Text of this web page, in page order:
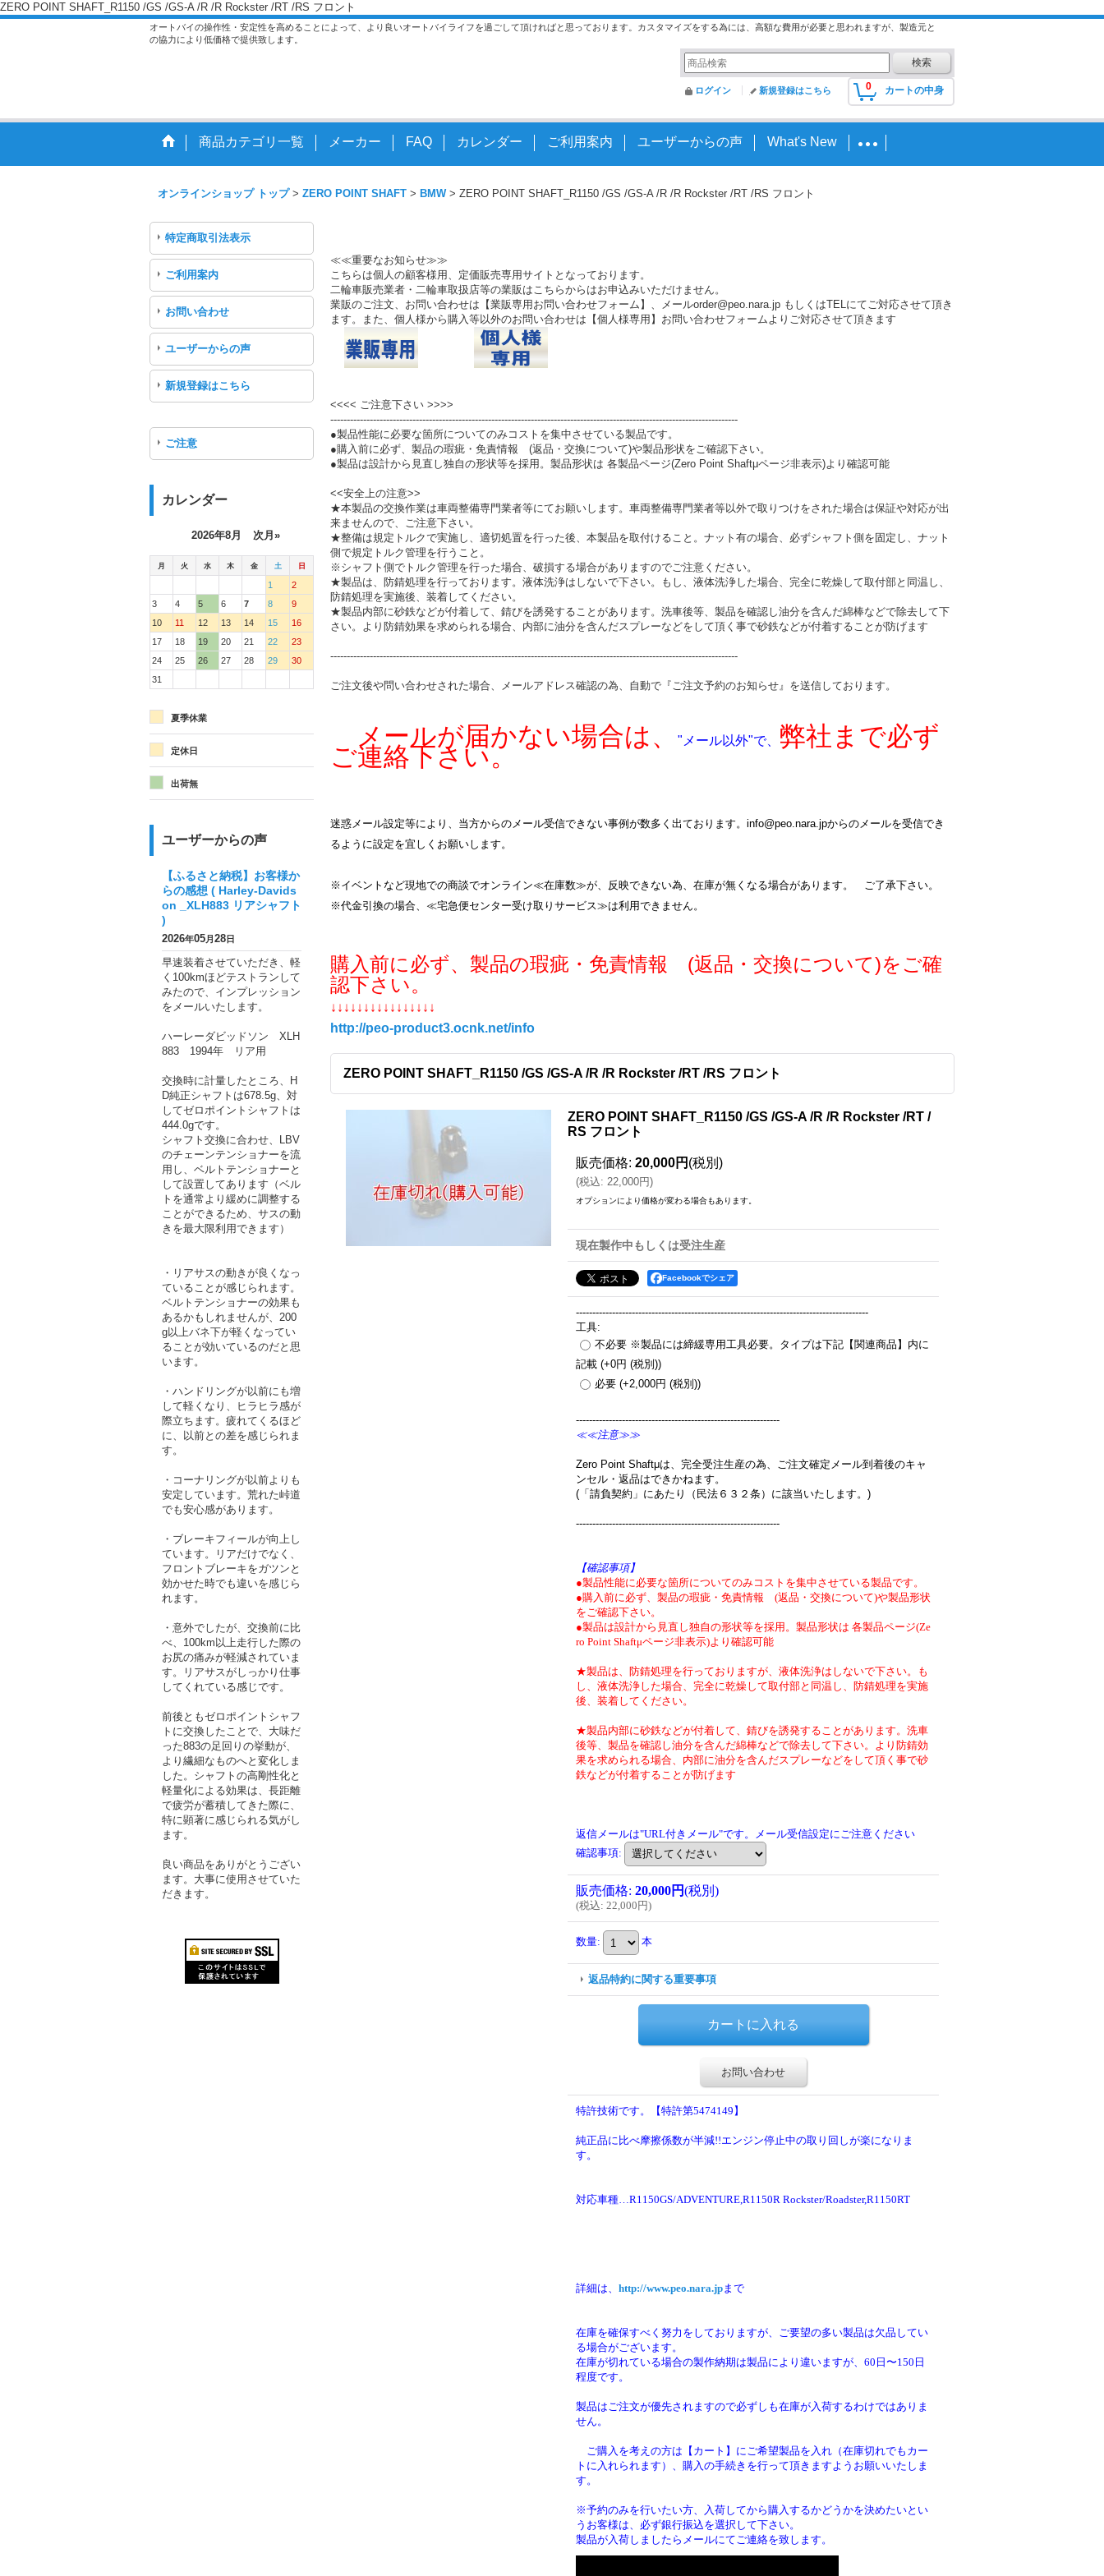
ZERO POINT SHAFT_R1150 /GS /GS-A /R /R Rockster /RT /RS フロント
オートバイの操作性・安定性を高めることによって、より良いオートバイライフを過ごして頂ければと思っております。カスタマイズをする為には、高額な費用が必要と思われますが、製造元と
の協力により低価格で提供致します。
0 カートの中身
ログイン 新規登録はこちら
商品カテゴリ一覧 メーカー FAQ カレンダー ご利用案内 ユーザーからの声 What's New
オンラインショップ トップ > ZERO POINT SHAFT > BMW > ZERO POINT SHAFT_R1150 /GS /GS-A /R /R Rockster /RT /RS フロント
特定商取引法表示
ご利用案内
お問い合わせ
ユーザーからの声
新規登録はこちら
ご注意
カレンダー
2026年8月 次月»
月 火 水 木 金 土 日
1
2
3
4 5 6 7 8
9
10
11 12 13 14 15
16
17
18 19 20 21 22
23
24
25 26 27 28 29
30
31
夏季休業
定休日
出荷無
ユーザーからの声
【ふるさと納税】お客様か
らの感想 ( Harley-Davids
on _XLH883 リアシャフト
)
2026年05月28日
早速装着させていただき、軽
く100kmほどテストランして
みたので、インプレッション
をメールいたします。
ハーレーダビッドソン XLH
883 1994年 リア用
交換時に計量したところ、H
D純正シャフトは678.5g、対
してゼロポイントシャフトは
444.0gです。
シャフト交換に合わせ、LBV
のチェーンテンショナーを流
用し、ベルトテンショナーと
して設置してあります（ベル
トを通常より緩めに調整する
ことができるため、サスの動
きを最大限利用できます）
・リアサスの動きが良くなっ
ていることが感じられます。
ベルトテンショナーの効果も
あるかもしれませんが、200
g以上バネ下が軽くなってい
ることが効いているのだと思
います。
・ハンドリングが以前にも増
して軽くなり、ヒラヒラ感が
際立ちます。疲れてくるほど
に、以前との差を感じられま
す。
・コーナリングが以前よりも
安定しています。荒れた峠道
でも安心感があります。
・ブレーキフィールが向上し
ています。リアだけでなく、
フロントブレーキをガツンと
効かせた時でも違いを感じら
れます。
・意外でしたが、交換前に比
べ、100km以上走行した際の
お尻の痛みが軽減されていま
す。リアサスがしっかり仕事
してくれている感じです。
前後ともゼロポイントシャフ
トに交換したことで、大味だ
った883の足回りの挙動が、
より繊細なものへと変化しま
した。シャフトの高剛性化と
軽量化による効果は、長距離
で疲労が蓄積してきた際に、
特に顕著に感じられる気がし
ます。
良い商品をありがとうござい
ます。大事に使用させていた
だきます。
≪≪重要なお知らせ≫≫
こちらは個人の顧客様用、定価販売専用サイトとなっております。
二輪車販売業者・二輪車取扱店等の業販はこちらからはお申込みいただけません。
業販のご注文、お問い合わせは【業販専用お問い合わせフォーム】、メールorder@peo.nara.jp もしくはTELにてご対応させて頂き
ます。また、個人様から購入等以外のお問い合わせは【個人様専用】お問い合わせフォームよりご対応させて頂きます
<<<< ご注意下さい >>>>
----------------------------------------------------------------------------------------------------------------------------
●製品性能に必要な箇所についてのみコストを集中させている製品です。
●購入前に必ず、製品の瑕疵・免責情報 (返品・交換について)や製品形状をご確認下さい。
●製品は設計から見直し独自の形状等を採用。製品形状は 各製品ページ(Zero Point Shaftμページ非表示)より確認可能
<<安全上の注意>>
★本製品の交換作業は車両整備専門業者等にてお願いします。車両整備専門業者等以外で取りつけをされた場合は保証や対応が出
来ませんので、ご注意下さい。
★整備は規定トルクで実施し、適切処置を行った後、本製品を取付けること。ナット有の場合、必ずシャフト側を固定し、ナット
側で規定トルク管理を行うこと。
※シャフト側でトルク管理を行った場合、破損する場合がありますのでご注意ください。
★製品は、防錆処理を行っております。液体洗浄はしないで下さい。もし、液体洗浄した場合、完全に乾燥して取付部と同温し、
防錆処理を実施後、装着してください。
★製品内部に砂鉄などが付着して、錆びを誘発することがあります。洗車後等、製品を確認し油分を含んだ綿棒などで除去して下
さい。より防錆効果を求められる場合、内部に油分を含んだスプレーなどをして頂く事で砂鉄などが付着することが防げます
----------------------------------------------------------------------------------------------------------------------------
ご注文後や問い合わせされた場合、メールアドレス確認の為、自動で『ご注文予約のお知らせ』を送信しております。
メールが届かない場合は、 "メール以外"で、 弊社まで必ず
ご連絡下さい。
迷惑メール設定等により、当方からのメール受信できない事例が数多く出ております。info@peo.nara.jpからのメールを受信でき
るように設定を宜しくお願いします。
※イベントなど現地での商談でオンライン≪在庫数≫が、反映できない為、在庫が無くなる場合があります。 ご了承下さい。
※代金引換の場合、≪宅急便センター受け取りサービス≫は利用できません。
購入前に必ず、製品の瑕疵・免責情報 (返品・交換について)をご確
認下さい。
↓↓↓↓↓↓↓↓↓↓↓↓↓↓↓↓
http://peo-product3.ocnk.net/info
ZERO POINT SHAFT_R1150 /GS /GS-A /R /R Rockster /RT /RS フロント
ZERO POINT SHAFT_R1150 /GS /GS-A /R /R Rockster /RT /
RS フロント
販売価格: 20,000円 (税別)
(税込: 22,000円)
オプションにより価格が変わる場合もあります。
現在製作中もしくは受注生産
Facebookでシェア
-----------------------------------------------------------------------------------------
工具:
不必要 ※製品には締緩専用工具必要。タイプは下記【関連商品】内に
記載 (+0円 (税別))
必要 (+2,000円 (税別))
--------------------------------------------------------------
≪≪注意≫≫
Zero Point Shaftμは、完全受注生産の為、ご注文確定メール到着後のキャ
ンセル・返品はできかねます。
(「請負契約」にあたり（民法６３２条）に該当いたします。)
--------------------------------------------------------------
【確認事項】
●製品性能に必要な箇所についてのみコストを集中させている製品です。
●購入前に必ず、製品の瑕疵・免責情報 (返品・交換について)や製品形状
をご確認下さい。
●製品は設計から見直し独自の形状等を採用。製品形状は 各製品ページ(Ze
ro Point Shaftμページ非表示)より確認可能
★製品は、防錆処理を行っておりますが、液体洗浄はしないで下さい。も
し、液体洗浄した場合、完全に乾燥して取付部と同温し、防錆処理を実施
後、装着してください。
★製品内部に砂鉄などが付着して、錆びを誘発することがあります。洗車
後等、製品を確認し油分を含んだ綿棒などで除去して下さい。より防錆効
果を求められる場合、内部に油分を含んだスプレーなどをして頂く事で砂
鉄などが付着することが防げます
返信メールは"URL付きメール"です。メール受信設定にご注意ください
確認事項:
販売価格: 20,000円(税別)
(税込: 22,000円)
数量: 本
返品特約に関する重要事項
お問い合わせ
特許技術です。【特許第5474149】
純正品に比べ摩擦係数が半減!!エンジン停止中の取り回しが楽になりま
す。
対応車種…R1150GS/ADVENTURE,R1150R Rockster/Roadster,R1150RT
詳細は、 http://www.peo.nara.jpまで
在庫を確保すべく努力をしておりますが、ご要望の多い製品は欠品してい
る場合がございます。
在庫が切れている場合の製作納期は製品により違いますが、60日〜150日
程度です。
製品はご注文が優先されますので必ずしも在庫が入荷するわけではありま
せん。
ご購入を考えの方は【カート】にご希望製品を入れ（在庫切れでもカー
トに入れられます）、購入の手続きを行って頂きますようお願いいたしま
す。
※予約のみを行いたい方、入荷してから購入するかどうかを決めたいとい
うお客様は、必ず銀行振込を選択して下さい。
製品が入荷しましたらメールにてご連絡を致します。